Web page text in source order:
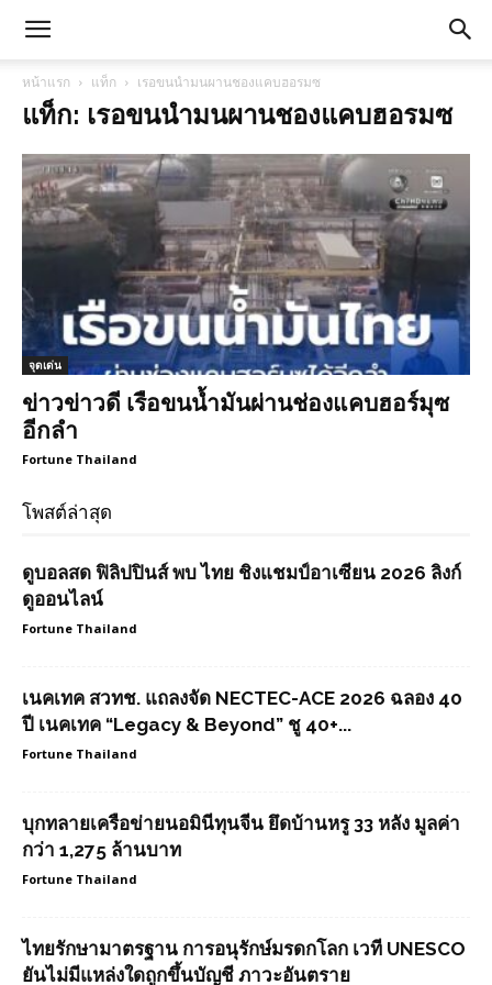
หน้าแรก แท็ก เรอขนนำมนผานชองแคบฮอรมซ
แท็ก: เรอขนนำมนผานชองแคบฮอรมซ
จุดเด่น
ข่าวข่าวดี เรือขนน้ำมันผ่านช่องแคบฮอร์มุซ
อีกลำ
Fortune Thailand
โพสต์ล่าสุด
ดูบอลสด ฟิลิปปินส์ พบ ไทย ชิงแชมป์อาเซียน 2026 ลิงก์
ดูออนไลน์
Fortune Thailand
เนคเทค สวทช. แถลงจัด NECTEC-ACE 2026 ฉลอง 40
ปี เนคเทค “Legacy & Beyond” ชู 40+...
Fortune Thailand
บุกทลายเครือข่ายนอมินีทุนจีน ยึดบ้านหรู 33 หลัง มูลค่า
กว่า 1,275 ล้านบาท
Fortune Thailand
ไทยรักษามาตรฐาน การอนุรักษ์มรดกโลก เวที UNESCO
ยันไม่มีแหล่งใดถูกขึ้นบัญชี ภาวะอันตราย